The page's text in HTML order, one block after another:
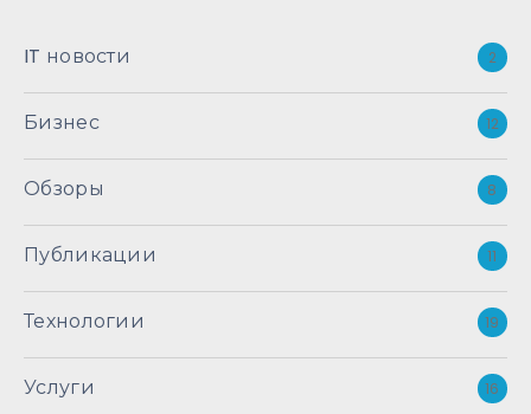
IT новости 2
Бизнес 12
Обзоры 8
Публикации 11
Технологии 19
Услуги 16